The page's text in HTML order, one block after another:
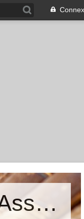
Cunfraternita di San Larenzu &amp; Associu Mimoria Viva